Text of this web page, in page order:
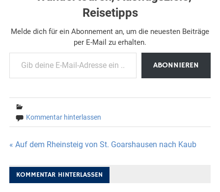
Reisetipps
Melde dich für ein Abonnement an, um die neuesten Beiträge
per E-Mail zu erhalten.
Gib deine E-Mail-Adresse ein ...
ABONNIEREN
Kommentar hinterlassen
Beitragsnavigation
« Auf dem Rheinsteig von St. Goarshausen nach Kaub
KOMMENTAR HINTERLASSEN